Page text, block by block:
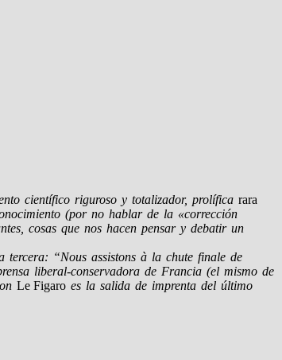
científico riguroso y totalizador, prolífica rara
(por no hablar de la «corrección
cosas que nos hacen pensar y debatir un
tercera: “Nous assistons à la chute finale de
liberal-conservadora de Francia (el mismo de
Le Figaro es la salida de imprenta del último